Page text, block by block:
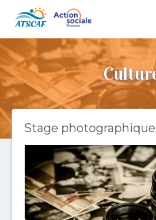
Stage photographique